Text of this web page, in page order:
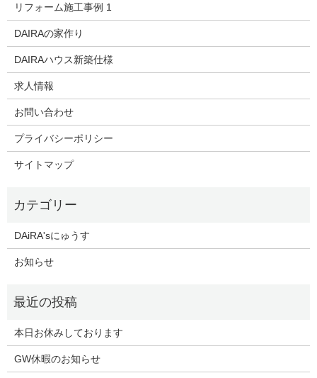
リフォーム施工事例 1
DAIRAの家作り
DAIRAハウス新築仕様
求人情報
お問い合わせ
プライバシーポリシー
サイトマップ
DAiRA'sにゅうす
お知らせ
本日お休みしております
GW休暇のお知らせ